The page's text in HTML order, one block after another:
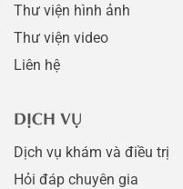
Thư viện hình ảnh
Thư viện video
Liên hệ
DỊCH VỤ
Dịch vụ khám và điều trị
Hỏi đáp chuyên gia